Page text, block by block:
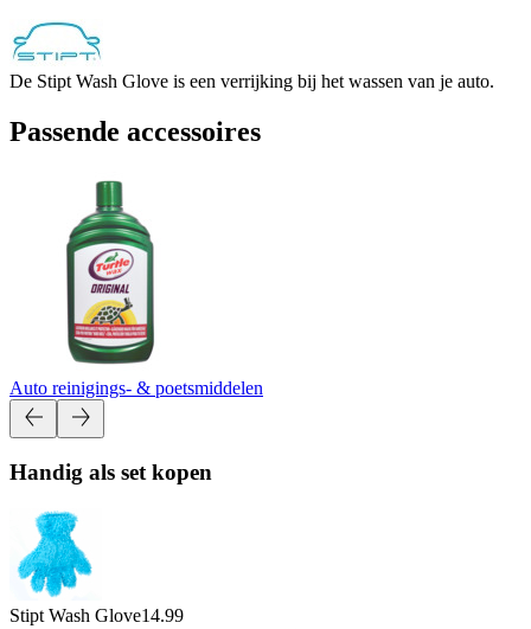
De Stipt Wash Glove is een verrijking bij het wassen van je auto.
Passende accessoires
Auto reinigings- & poetsmiddelen
Handig als set kopen
Stipt Wash Glove14.99